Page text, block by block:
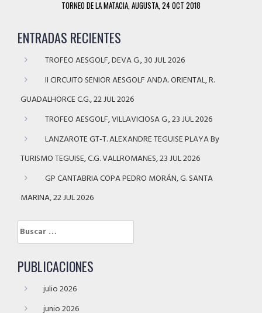
TORNEO DE LA MATACIA, AUGUSTA, 24 OCT 2018
ENTRADAS RECIENTES
TROFEO AESGOLF, DEVA G., 30 JUL 2026
II CIRCUITO SENIOR AESGOLF ANDA. ORIENTAL, R.
GUADALHORCE C.G., 22 JUL 2026
TROFEO AESGOLF, VILLAVICIOSA G., 23 JUL 2026
LANZAROTE GT-T. ALEXANDRE TEGUISE PLAYA By
TURISMO TEGUISE, C.G. VALLROMANES, 23 JUL 2026
GP CANTABRIA COPA PEDRO MORÁN, G. SANTA
MARINA, 22 JUL 2026
Buscar:
PUBLICACIONES
julio 2026
junio 2026